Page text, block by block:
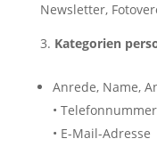
Newsletter,
Kategorien
Anrede, Name,
•
• E-Mail-Adresse